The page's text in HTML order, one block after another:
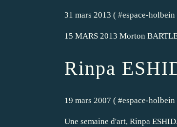
31 mars 2013 ( #espace-holbein
15 MARS 2013 Morton
Rinpa
19 mars 2007 ( #espace-holbein
Une semaine d'art, Rinpa